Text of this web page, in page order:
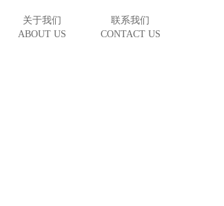
关于我们
ABOUT US
联系我们
CONTACT US